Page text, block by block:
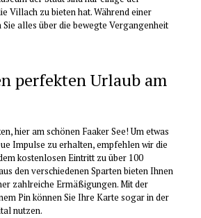
Villach zu bieten hat. Während einer
alles über die bewegte Vergangenheit
perfekten Urlaub am
hier am schönen Faaker See! Um etwas
Impulse zu erhalten, empfehlen wir die
kostenlosen Eintritt zu über 100
den verschiedenen Sparten bieten Ihnen
zahlreiche Ermäßigungen. Mit der
Pin können Sie Ihre Karte sogar in der
nutzen.